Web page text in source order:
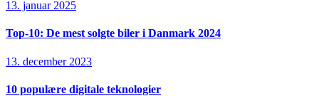
13. januar 2025
Top-10: De mest solgte biler i Danmark 2024
13. december 2023
10 populære digitale teknologier